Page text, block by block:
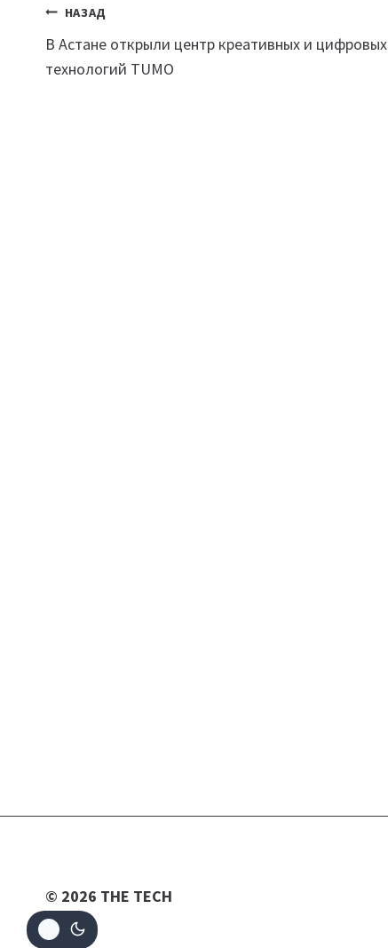
Навигация
по
НАЗАД
В Астане открыли центр креативных и цифровых
технологий TUMО
© 2026 THE TECH